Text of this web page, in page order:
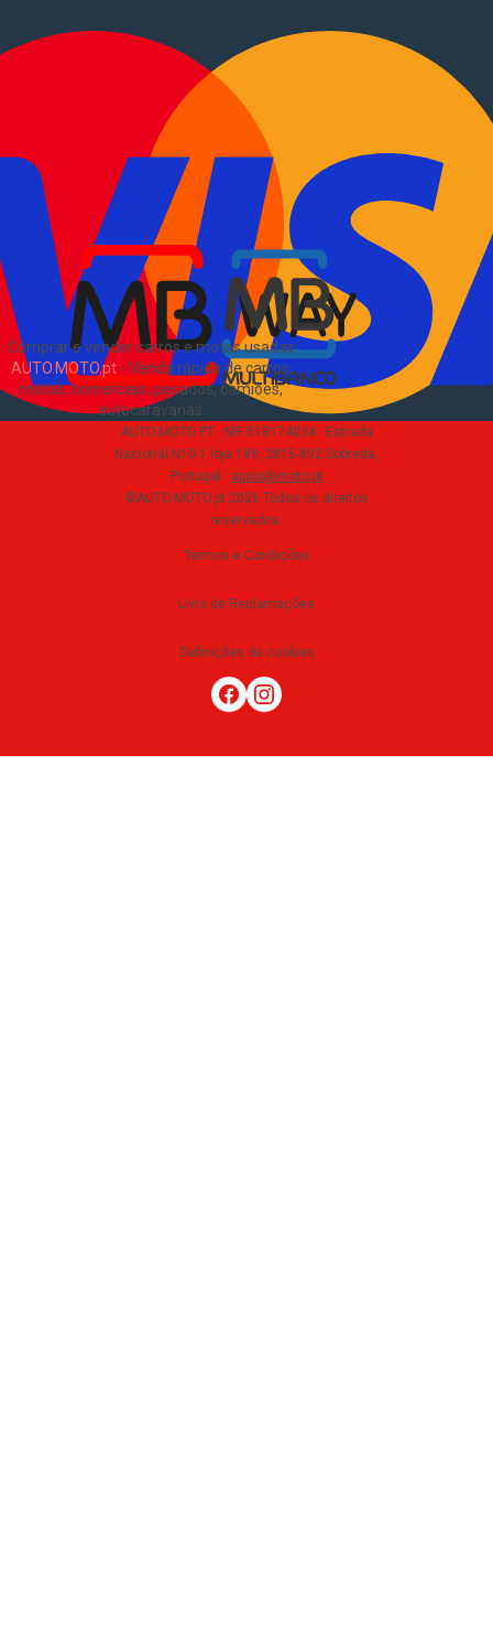
Comprar e vender carros e motas usadas
AUTO.MOTO.pt- Venda rápida de carros,
motas, comerciais, pesados, camiões,
autocaravanas
Comerciais usados
Vender comerciais
Informações
Como comprar e vender
Pacotes de anúncios
Verificar VIN e matrícula
Sitemap
EN
Sobre Nós
AUTO.MOTO.PT · NIF 518174034 · Estrada
Nacional N10-1 loja 189, 2815-892 Sobreda,
Portugal · apoio@moto.pt
©AUTO.MOTO.pt 2026 Todos os direitos
reservados.
Termos e Condições
Livro de Reclamações
Definições de cookies